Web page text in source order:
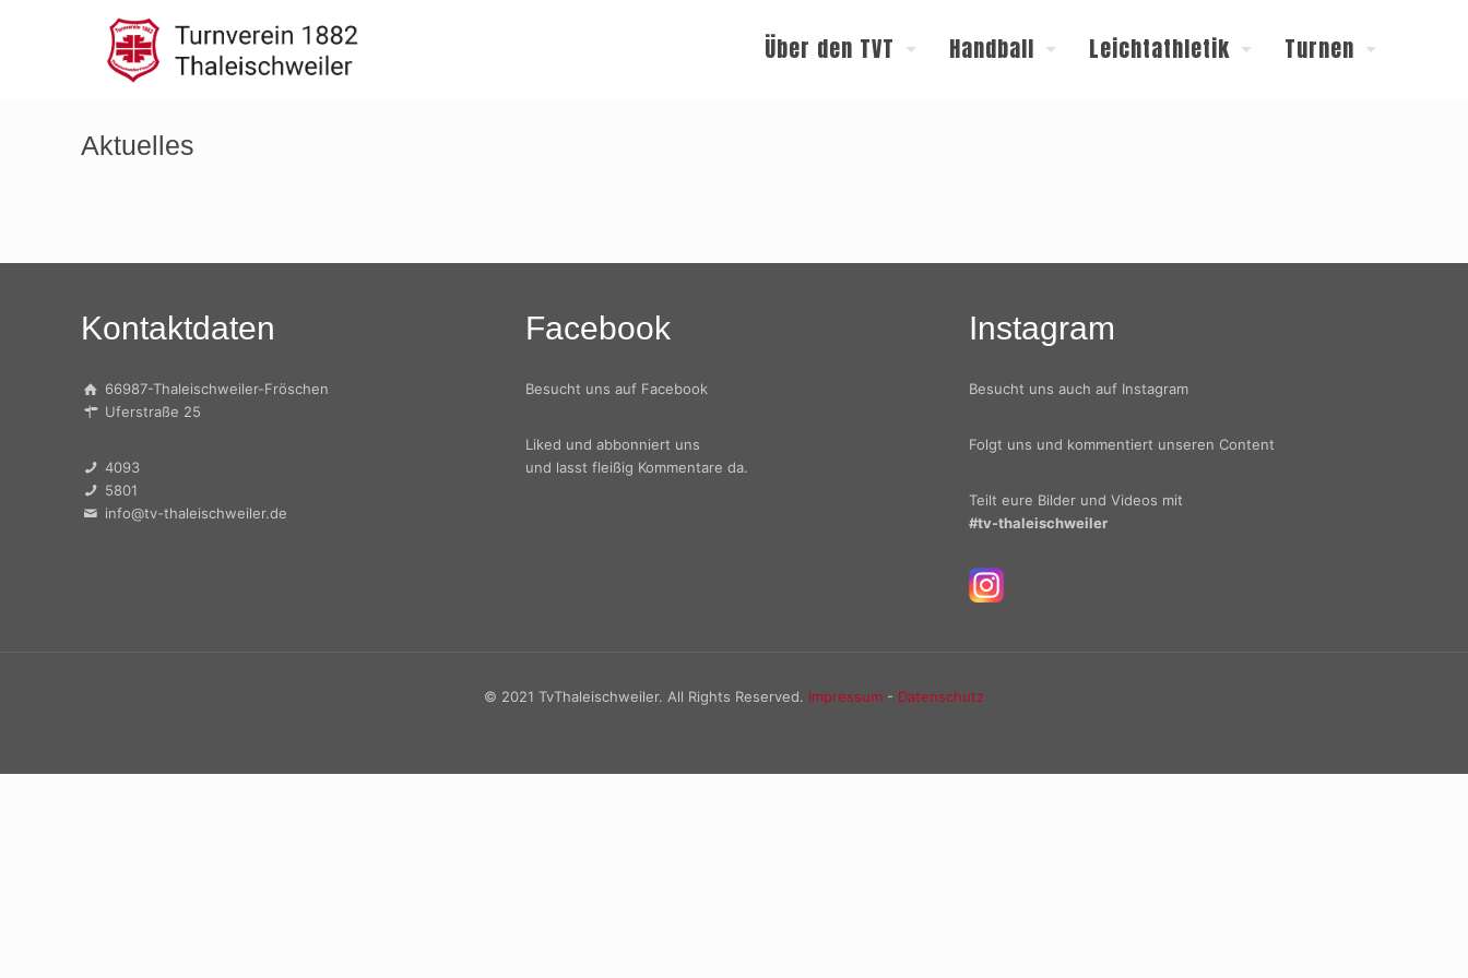
Über den TVT Handball Leichtathletik Turnen
Aktuelles
Kontaktdaten
66987-Thaleischweiler-Fröschen
Uferstraße 25
4093
5801
info@tv-thaleischweiler.de
Facebook
Besucht uns auf Facebook
Liked und abbonniert uns
und lasst fleißig Kommentare da.
Instagram
Besucht uns auch auf Instagram
Folgt uns und kommentiert unseren Content
Teilt eure Bilder und Videos mit
#tv-thaleischweiler
© 2021 TvThaleischweiler. All Rights Reserved. Impressum - Datenschutz